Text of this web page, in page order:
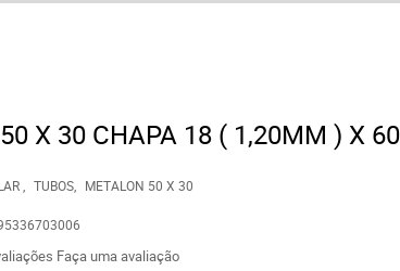
X 30 CHAPA 18 ( 1,20MM ) X
TUBOS
METALON 50 X 30
Faça uma avaliação